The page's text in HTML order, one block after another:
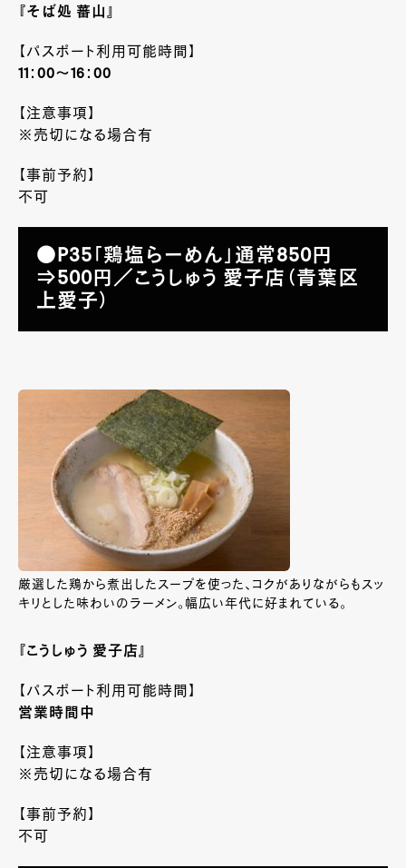
『そば処 蕃山』
【パスポート利用可能時間】
11：00～16：00
【注意事項】
※売切になる場合有
【事前予約】
不可
●P35「鶏塩らーめん」通常850円
⇒500円／こうしゅう 愛子店（青葉区
上愛子）
厳選した鶏から煮出したスープを使った、コクがありながらもスッ
キリとした味わいのラーメン。幅広い年代に好まれている。
『こうしゅう 愛子店』
【パスポート利用可能時間】
営業時間中
【注意事項】
※売切になる場合有
【事前予約】
不可